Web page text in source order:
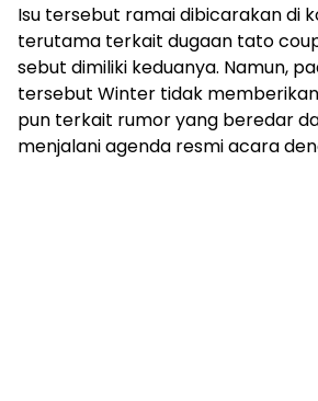
Isu tersebut ramai dibicarakan di
terutama terkait dugaan tato
sebut dimiliki keduanya. Namun,
tersebut Winter tidak
pun terkait rumor yang beredar
menjalani agenda resmi acara